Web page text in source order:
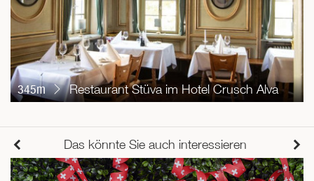
345m Restaurant Stüva im Hotel Crusch Alva
Das könnte Sie auch interessieren